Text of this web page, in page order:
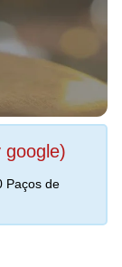
google)
Paços de